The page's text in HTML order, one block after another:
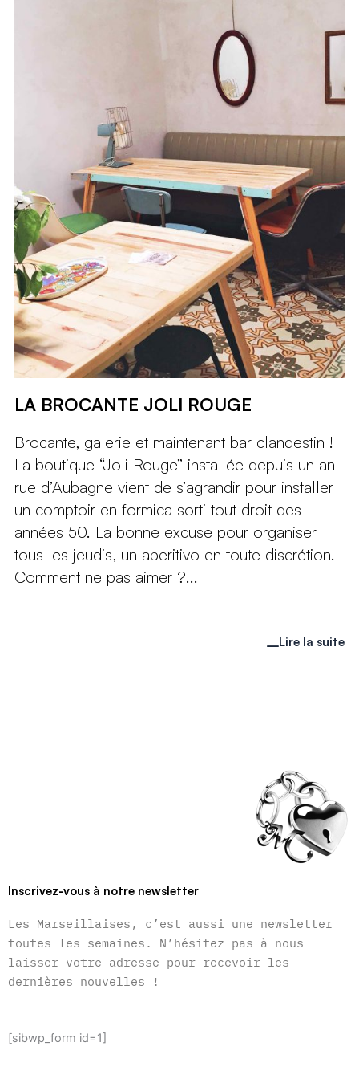
LA BROCANTE JOLI ROUGE
Brocante, galerie et maintenant bar clandestin !
La boutique “Joli Rouge” installée depuis un an
rue d’Aubagne vient de s’agrandir pour installer
un comptoir en formica sorti tout droit des
années 50. La bonne excuse pour organiser
tous les jeudis, un aperitivo en toute discrétion.
Comment ne pas aimer ?...
Lire la suite
Inscrivez-vous à notre newsletter
Les Marseillaises, c’est aussi une newsletter
toutes les semaines. N’hésitez pas à nous
laisser votre adresse pour recevoir les
dernières nouvelles !
[sibwp_form id=1]